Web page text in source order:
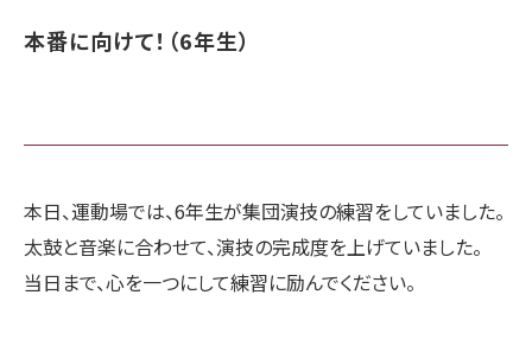
本番に向けて！（6年生）
本日、運動場では、6年生が集団演技の練習をしていました。
太鼓と音楽に合わせて、演技の完成度を上げていました。
当日まで、心を一つにして練習に励んでください。